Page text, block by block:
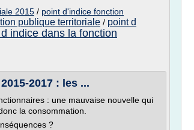
2015 / point d'indice fonction
publique territoriale / point d
indice dans la fonction
2017 : les ...
: une mauvaise nouvelle qui
la consommation.
?